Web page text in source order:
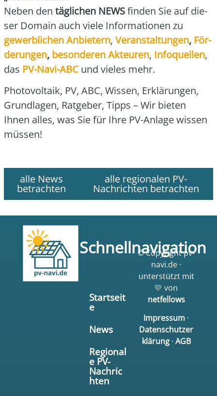
Neben den täg­li­chen NEWSfin­den Sie auf die­
ser Domain auch vie­le Infor­ma­tio­nen zu
gewerb­li­chen Anbie­tern, Ver­an­stal­tun­gen, För­
de­run­gen, beson­de­ren Akteu­ren, Info­quel­len,
das PV-Navi-ABC und vie­les mehr.
Pho­to­vol­ta­ik, PV, ABC, Wis­sen, Erklä­run­gen,
Grund­la­gen, Rat­ge­ber, Tipps – Wir bie­ten
Ihnen alles, was Sie für Ihre PV-Anla­ge wis­sen
müs­sen!
alle News
betrachten
alle regionalen PV-
Nachrichten betrachten
Schnellnavigation
Startseit
e
News
Regional
e PV-
Nachric
hten
© Copyright pv-
navi.de ·
unterstützt mit
💛 von
netfellows
Impressum ·
Datenschutzer
klärung· AGB